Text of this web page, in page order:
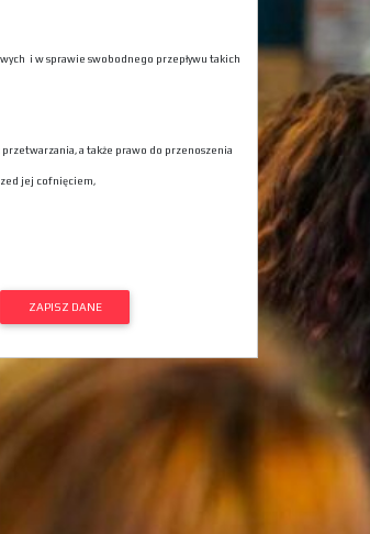
i w sprawie swobodnego przepływu takich
a także prawo do przenoszenia
jej cofnięciem,
ZAPISZ DANE